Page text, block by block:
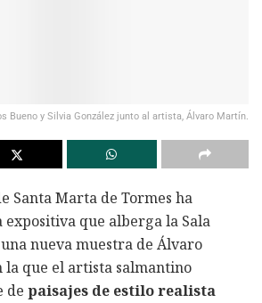
Bueno y Silvia González junto al artista, Álvaro Martín.
Santa Marta de Tormes ha
que alberga la Sala
nueva muestra de Álvaro
que el artista salmantino
de paisajes de estilo realista